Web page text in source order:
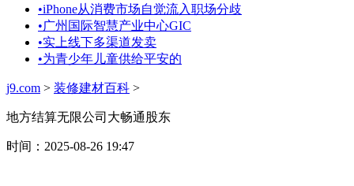
•iPhone从消费市场自觉流入职场分歧
•广州国际智慧产业中心GIC
•实上线下多渠道发卖
•为青少年儿童供给平安的
j9.com > 装修建材百科 >
地方结算无限公司大畅通股东
时间：2025-08-26 19:47